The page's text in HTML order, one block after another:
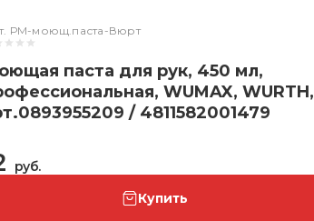
РМ-моющ.паста-Вюрт
паста для рук, 450 мл,
WUMAX, WURTH,
/ 4811582001479
руб.
Купить